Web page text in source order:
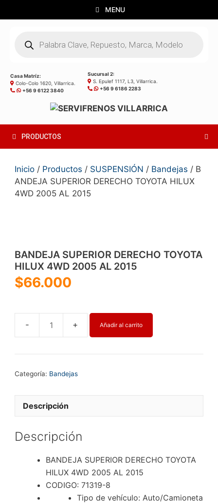
al
MENU
productos
Casa Matríz:
Colo-Colo 1620, Villarrica.
+56 9 6122 3840
Sucursal 2:
S. Epulef 1117, L3, Villarrica.
+56 9 6186 2283
PRODUCTOS
Inicio / Productos / SUSPENSIÓN / Bandejas / B
ANDEJA SUPERIOR DERECHO TOYOTA HILUX
4WD 2005 AL 2015
BANDEJA SUPERIOR DERECHO TOYOTA
HILUX 4WD 2005 AL 2015
$66.000
BANDEJA
DERECHO
AL
Añadir al carrito
Categoría: Bandejas
Descripción
Descripción
BANDEJA SUPERIOR DERECHO TOYOTA
HILUX 4WD 2005 AL 2015
CODIGO: 71319-8
Tipo de vehículo: Auto/Camioneta